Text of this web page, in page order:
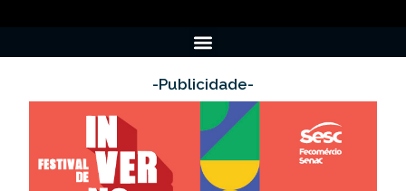
-Publicidade-